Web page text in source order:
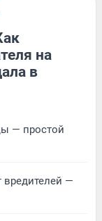
на
в
— простой
вредителей —